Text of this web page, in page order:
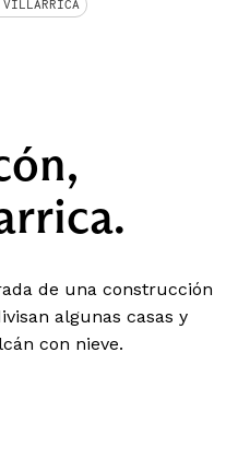
VILLARRICA
de una construcción
algunas casas y
con nieve.